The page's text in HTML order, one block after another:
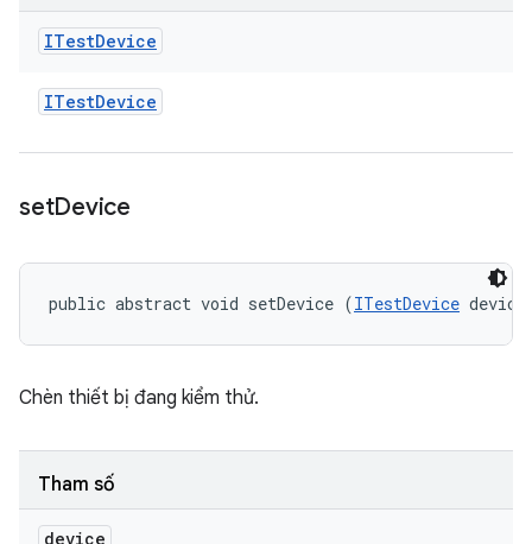
ITestDevice
ITestDevice
setDevice
public abstract void setDevice (ITestDevice
Chèn thiết bị đang kiểm thử.
Tham số
device